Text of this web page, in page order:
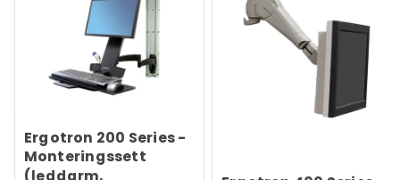
Ergotron 200 Series -
Monteringssett
(leddarm,